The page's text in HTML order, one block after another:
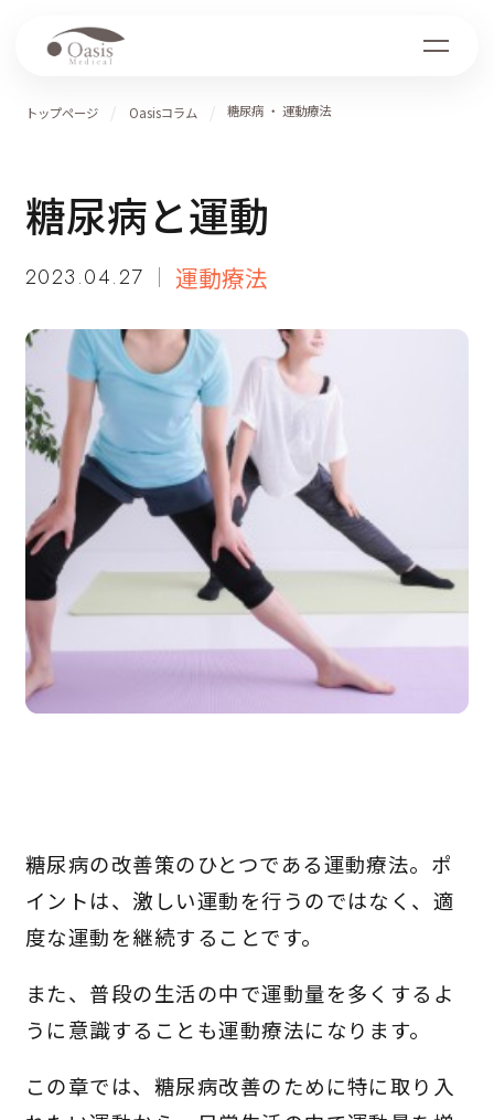
トップページ Oasisコラム 糖尿病 ・ 運動療法
糖尿病と運動
2023.04.27 運動療法
糖尿病の改善策のひとつである運動療法。ポ
イントは、激しい運動を行うのではなく、適
度な運動を継続することです。
また、普段の生活の中で運動量を多くするよ
うに意識することも運動療法になります。
この章では、糖尿病改善のために特に取り入